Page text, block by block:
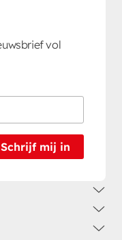
vol
Schrijf mij in